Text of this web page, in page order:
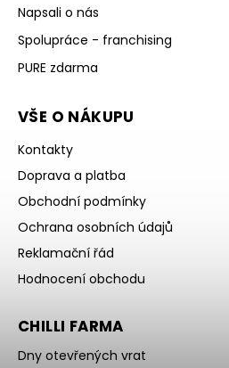
Napsali o nás
Spolupráce - franchising
PURE zdarma
VŠE O NÁKUPU
Kontakty
Doprava a platba
Obchodní podmínky
Ochrana osobních údajů
Reklamační řád
Hodnocení obchodu
CHILLI FARMA
Dny otevřených vrat